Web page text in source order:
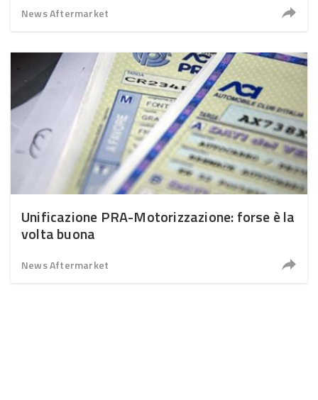
News Aftermarket
Unificazione PRA-Motorizzazione: forse è la
volta buona
News Aftermarket